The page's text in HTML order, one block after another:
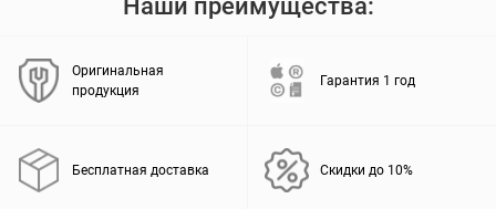
Наши преимущества:
Оригинальная
продукция
Гарантия 1 год
Бесплатная доставка Скидки до 10%